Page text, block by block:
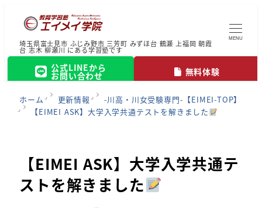
埼玉県富士見市 ふじみ野市 三芳町 みずほ台 鶴瀬 上福岡 朝霞
台 志木 柳瀬川 にある学習塾です
公式LINEから
お問い合わせ 無料体験
MENU
ホーム 更新情報
-川高・川女受験専門-【EIMEI-TOP】
【EIMEI ASK】大学入学共通テストを解きました
【EIMEI ASK】大学入学共通テ
ストを解きました